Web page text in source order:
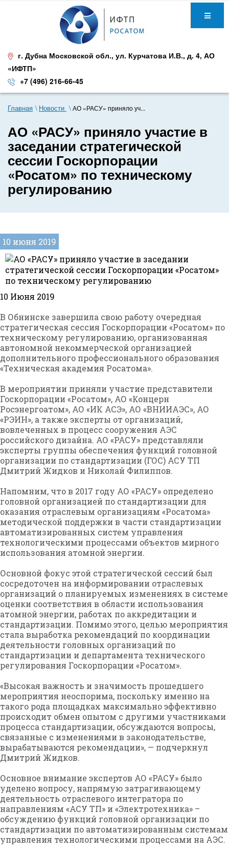
г. Дубна Московской обл., ул. Курчатова И.В., д. 4, АО
«ИФТП»
+7 (496) 216-66-45
Главная Новости АО «РАСУ» приняло уч...
АО «РАСУ» приняло участие в
заседании стратегической
сессии Госкорпорации
«Росатом» по техническому
регулированию
10 июня 2019
10 Июня 2019
В Обнинске завершила свою работу очередная
стратегическая сессия Госкорпорации «Росатом» по
техническому регулированию, организованная
автономной некоммерческой организацией
дополнительного профессионального образования
«Техническая академия Росатома».
В мероприятии приняли участие представители
Госкорпорации «Росатом», АО «Концерн
Росэнергоатом», АО «ИК АСЭ», АО «ВНИИАЭС», АО
«РЭИН», а также эксперты от организаций,
вовлеченных в процесс сооружения АЭС
российского дизайна. АО «РАСУ» представляли
эксперты группы обеспечения функций головной
организации по стандартизации (ГОС) АСУ ТП
Дмитрий Жидков и Николай Филиппов.
Напомним, что в 2017 году АО «РАСУ» определено
головной организацией по стандартизации для
оказания отраслевым организациям «Росатома»
методической поддержки в части стандартизации
автоматизированных систем управления
технологическими процессами объектов мирного
использования атомной энергии.
Основной фокус этой стратегической сессий был
сосредоточен на информировании отраслевых
организаций о планируемых изменениях в системе
оценки соответствия в области использования
атомной энергии, работах по аккредитации и
стандартизации. Помимо этого, целью мероприятия
стала выработка рекомендаций по координации
деятельности головных организаций по
стандартизации и департамента технического
регулирования Госкорпорации «Росатом».
«Высокая важность и значимость прошедшего
мероприятия неоспорима, поскольку именно на
такого рода площадках максимально эффективно
происходит обмен опытом с другими участниками
процесса стандартизации, обсуждаются вопросы,
связанные с изменениями в законодательстве,
вырабатываются рекомендации», — подчеркнул
Дмитрий Жидков.
Основное внимание экспертов АО «РАСУ» было
уделено вопросу, напрямую затрагивающему
деятельность отраслевого интегратора по
направлениям «АСУ ТП» и «Электротехника» –
обсуждению функций головной организации по
стандартизации по автоматизированным системам
управления технологическими процессами на АЭС.